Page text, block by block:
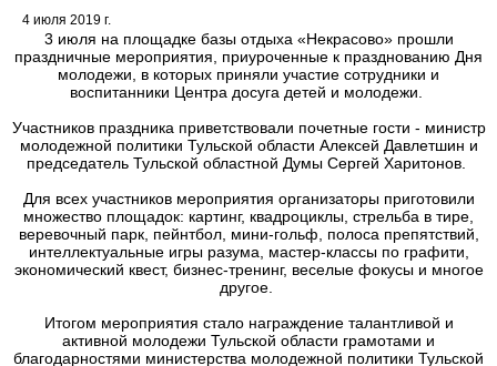
4 июля 2019 г.
3 июля на площадке базы отдыха «Некрасово» прошли
праздничные мероприятия, приуроченные к празднованию Дня
молодежи, в которых приняли участие сотрудники и
воспитанники Центра досуга детей и молодежи.
Участников праздника приветствовали почетные гости - министр
молодежной политики Тульской области Алексей Давлетшин и
председатель Тульской областной Думы Сергей Харитонов.
Для всех участников мероприятия организаторы приготовили
множество площадок: картинг, квадроциклы, стрельба в тире,
веревочный парк, пейнтбол, мини-гольф, полоса препятствий,
интеллектуальные игры разума, мастер-классы по графити,
экономический квест, бизнес-тренинг, веселые фокусы и многое
другое.
Итогом мероприятия стало награждение талантливой и
активной молодежи Тульской области грамотами и
благодарностями министерства молодежной политики Тульской